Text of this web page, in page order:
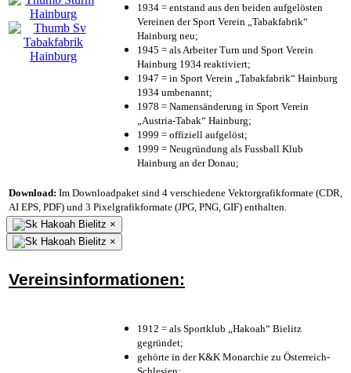
1934 = entstand aus den beiden aufgelösten
Vereinen der Sport Verein „Tabakfabrik“
Hainburg neu;
1945 = als Arbeiter Turn und Sport Verein
Hainburg 1934 reaktiviert;
1947 = in Sport Verein „Tabakfabrik“ Hainburg
1934 umbenannt;
1978 = Namensänderung in Sport Verein
„Austria-Tabak“ Hainburg;
1999 = offiziell aufgelöst;
1999 = Neugründung als Fussball Klub
Hainburg an der Donau;
Download: Im Downloadpaket sind 4 verschiedene Vektorgrafikformate (CDR,
AI EPS, PDF) und 3 Pixelgrafikformate (JPG, PNG, GIF) enthalten.
×
×
Vereinsinformationen:
1912 = als Sportklub „Hakoah“ Bielitz
gegründet;
gehörte in der K&K Monarchie zu Österreich-